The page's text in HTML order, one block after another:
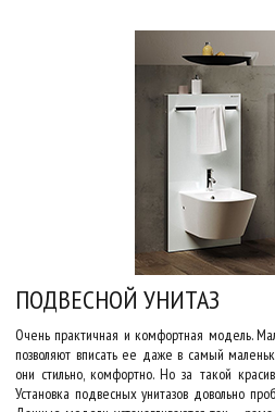
ПОДВЕСНОЙ УНИТАЗ
Очень практичная и комфортная модель.
позволяют вписать ее даже в самый
они стильно, комфортно. Но за такой
Установка подвесных унитазов довольно